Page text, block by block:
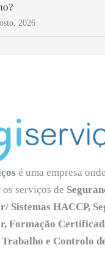
2026
é uma empresa
serviços de
Sistemas HACCP,
Formação
Trabalho e Controlo